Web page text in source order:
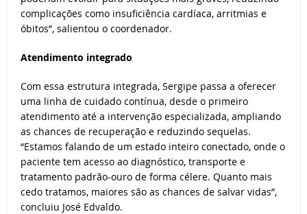
complicações como insuficiência cardíaca, arritmias e
óbitos”, salientou o coordenador.
Atendimento integrado
Com essa estrutura integrada, Sergipe passa a oferecer
uma linha de cuidado contínua, desde o primeiro
atendimento até a intervenção especializada, ampliando
as chances de recuperação e reduzindo sequelas.
“Estamos falando de um estado inteiro conectado, onde o
paciente tem acesso ao diagnóstico, transporte e
tratamento padrão-ouro de forma célere. Quanto mais
cedo tratamos, maiores são as chances de salvar vidas”,
concluiu José Edvaldo.